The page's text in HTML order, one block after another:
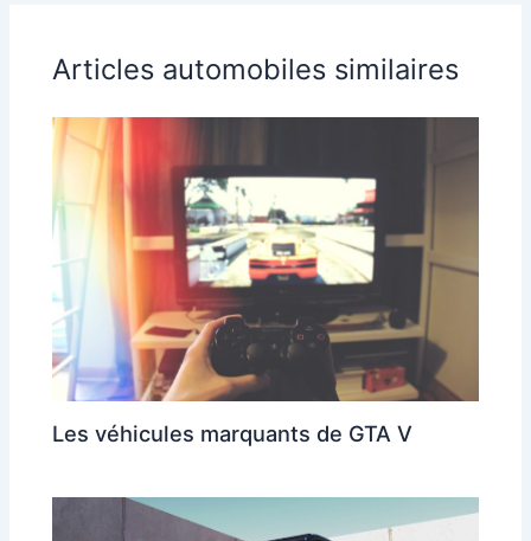
Articles automobiles similaires
Les véhicules marquants de GTA V